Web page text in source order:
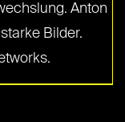
Anton
Bilder.